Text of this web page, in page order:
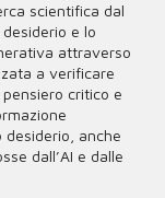
scientifica dal
e lo
attraverso
a verificare
critico e
desiderio, anche
dall’AI e dalle